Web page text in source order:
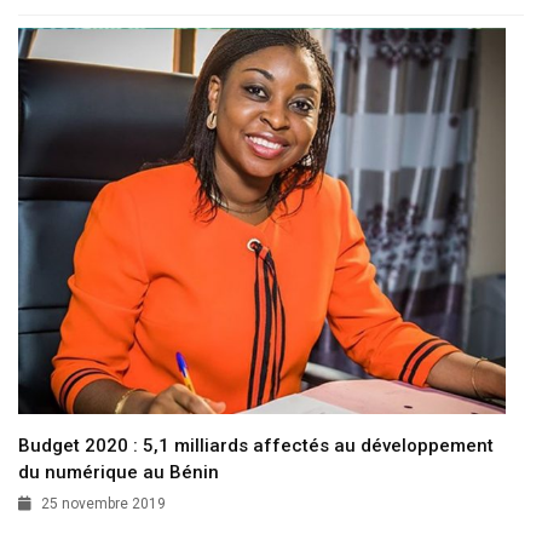
Budget 2020 : 5,1 milliards affectés au développement
du numérique au Bénin
25 novembre 2019